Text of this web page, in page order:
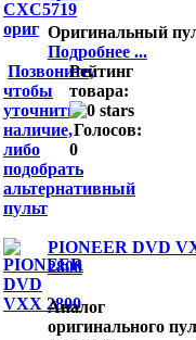
Оригинальный
Подробнее ...
Позвоните,
чтобы
уточнить
наличие,
либо
подобрать
альтернативный
пульт
Рейтинг
товара:
Голосов:
0
PIONEER DVD
2800
Аналог
оригинального